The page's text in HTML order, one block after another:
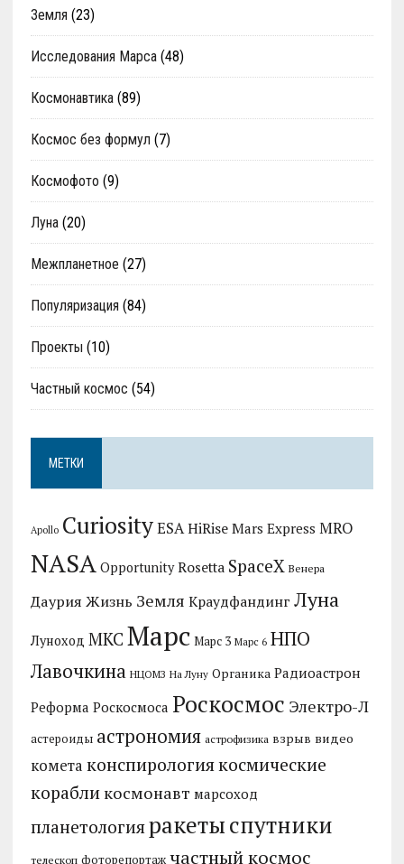
Земля (23)
Исследования Марса(48)
Космонавтика(89)
Космос без формул (7)
Космофото (9)
Луна(20)
Межпланетное (27)
Популяризация (84)
Проекты (10)
Частный космос (54)
МЕТКИ
Apollo Curiosity ESA HiRise Mars Express MRO
NASA Opportunity Rosetta SpaceX Венера
Даурия Жизнь Земля Краудфандинг Луна
Луноход МКС Марс Марс 3 Марс 6 НПО
Лавочкина НЦОМЗ На Луну Органика Радиоастрон
Реформа Роскосмоса Роскосмос Электро-Л
астероиды астрономия астрофизика взрыв видео
комета конспирологиякосмические
корабликосмонавт марсоход
планетологияракетыспутники
телескоп фоторепортаж частный космос